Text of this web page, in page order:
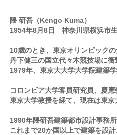
隈 研吾（Kengo Kuma）
1954年8月8日 神奈川県横浜市
10歳のとき、東京オリンピック
丹下健三の国立代々木競技場に衝
1979年、東京大大学大学院建築学
コロンビア大学客員研究員、慶應
東京大学教授を経て、現在は東京
1990年隈研吾建築都市設計事務所
これまで20か国以上で建築を設計